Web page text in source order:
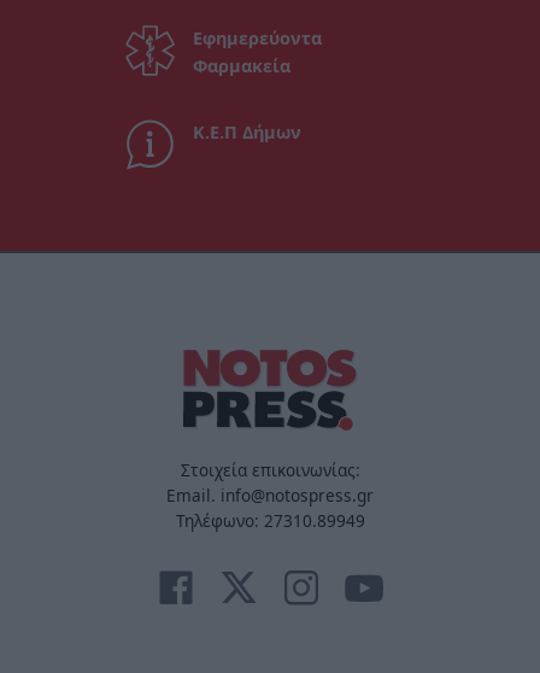
Εφημερεύοντα
Φαρμακεία
Κ.Ε.Π Δήμων
Στοιχεία επικοινωνίας:
Email. info@notospress.gr
Τηλέφωνο: 27310.89949